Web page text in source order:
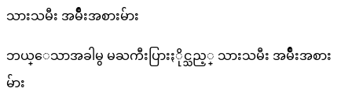
သားသမီး အမ်ိဳးအစားမ်ား
ဘယ္ေသာအခါမွ မႀကီးပြားႏိုင္သည့္ သားသမီး အမ်ိဳးအစား
မ်ား